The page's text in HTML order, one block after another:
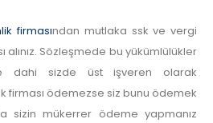
firmasından mutlaka ssk ve vergi
alınız. Sözleşmede bu yükümlülükler
dahi sizde üst işveren olarak
firması ödemezse siz bunu ödemek
sizin mükerrer ödeme yapmanız